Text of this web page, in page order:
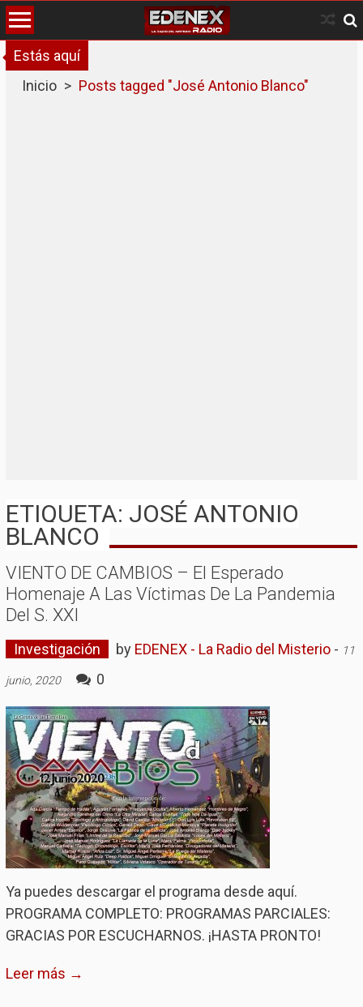
Skip
to
content
Estás aquí
Inicio > Posts tagged "José Antonio Blanco"
ETIQUETA: JOSÉ ANTONIO
BLANCO
VIENTO DE CAMBIOS – El Esperado
Homenaje A Las Víctimas De La Pandemia
Del S. XXI
Investigación by EDENEX - La Radio del Misterio- 11
junio, 2020 0
Ya puedes descargar el programa desde aquí.
PROGRAMA COMPLETO: PROGRAMAS PARCIALES:
GRACIAS POR ESCUCHARNOS. ¡HASTA PRONTO!
Leer más →